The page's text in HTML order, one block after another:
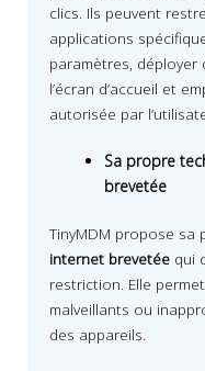
clics. Ils peuvent
applications
paramètres,
l’écran d’accueil et
autorisée par
Sa propre
brevetée
TinyMDM propose sa
internet brevetée qui
restriction. Elle
malveillants ou
des appareils.